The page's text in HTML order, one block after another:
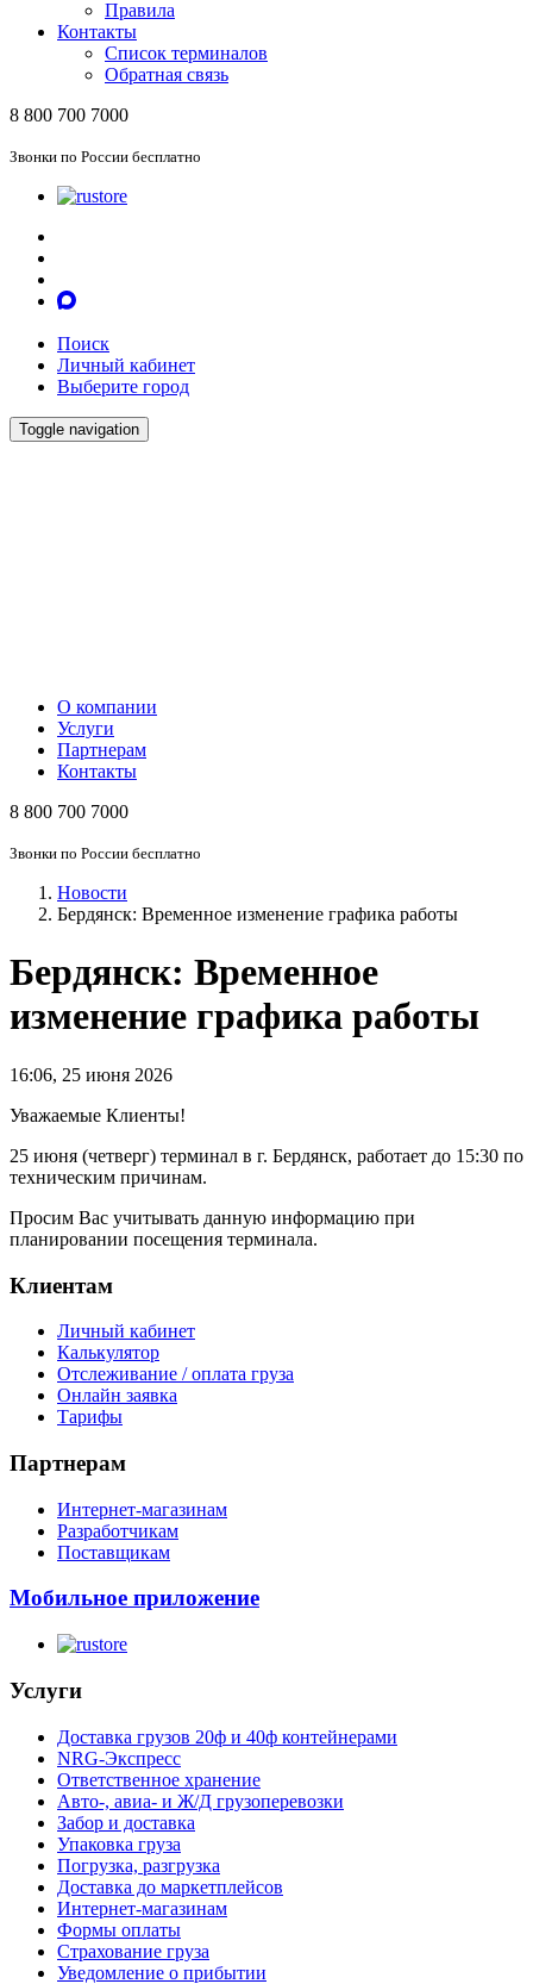
Правила
Контакты
Список терминалов
Обратная связь
8 800 700 7000
Звонки по России бесплатно
Поиск
Личный кабинет
Выберите город
Toggle navigation
О компании
Услуги
Партнерам
Контакты
8 800 700 7000
Звонки по России бесплатно
Новости
Бердянск: Временное изменение графика работы
Бердянск: Временное
изменение графика работы
16:06, 25 июня 2026
Уважаемые Клиенты!
25 июня (четверг) терминал в г. Бердянск, работает до 15:30 по
техническим причинам.
Просим Вас учитывать данную информацию при
планировании посещения терминала.
Клиентам
Личный кабинет
Калькулятор
Отслеживание / оплата груза
Онлайн заявка
Тарифы
Партнерам
Интернет-магазинам
Разработчикам
Поставщикам
Мобильное приложение
Услуги
Доставка грузов 20ф и 40ф контейнерами
NRG-Экспресс
Ответственное хранение
Авто-, авиа- и Ж/Д грузоперевозки
Забор и доставка
Упаковка груза
Погрузка, разгрузка
Доставка до маркетплейсов
Интернет-магазинам
Формы оплаты
Страхование груза
Уведомление о прибытии